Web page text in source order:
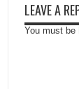
LEAVE A
You must be